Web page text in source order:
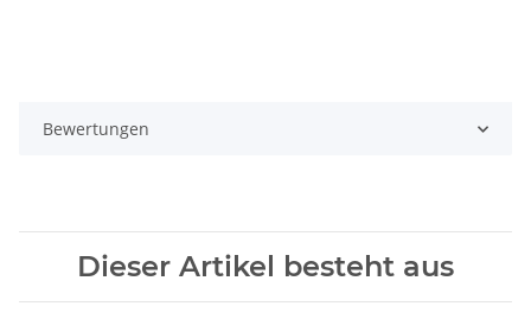
Bewertungen
Dieser Artikel besteht aus